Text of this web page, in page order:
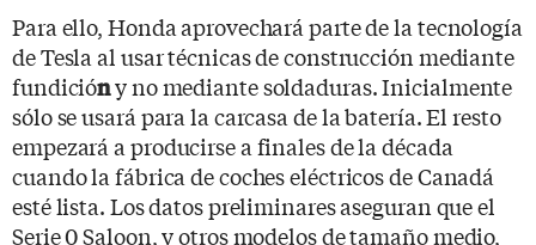
Para ello, Honda aprovechará parte de la tecnología
de Tesla al usar técnicas de construcción mediante
fundicióny no mediante soldaduras. Inicialmente
sólo se usará para la carcasa de la batería. El resto
empezará a producirse a finales de la década
cuando la fábrica de coches eléctricos de Canadá
esté lista. Los datos preliminares aseguran que el
Serie 0 Saloon, y otros modelos de tamaño medio,